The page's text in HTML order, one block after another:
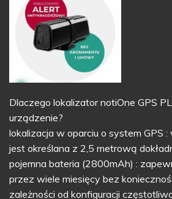
Dlaczego lokalizator notiOne GPS
urządzenie?
lokalizacja w oparciu o system GPS
jest określana z 2,5 metrową
pojemna bateria (2800mAh) :
przez wiele miesięcy bez
zależności od konfiguracji